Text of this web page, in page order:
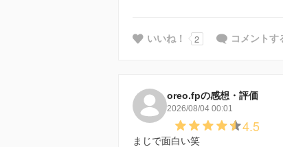
いいね！ 2 コメントす
oreo.fpの感想・評価
2026/08/04 00:01
4.5
まじで面白い笑